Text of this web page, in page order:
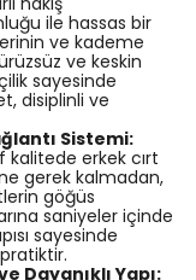
ile hassas bir
ve kademe
ve keskin
sayesinde
disiplinli ve
Sistemi:
kalitede erkek cırt
gerek kalmadan,
göğüs
saniyeler içinde
sayesinde
Dayanıklı Yapı: